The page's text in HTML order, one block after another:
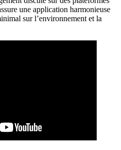
une application harmonieuse
sur l’environnement et la